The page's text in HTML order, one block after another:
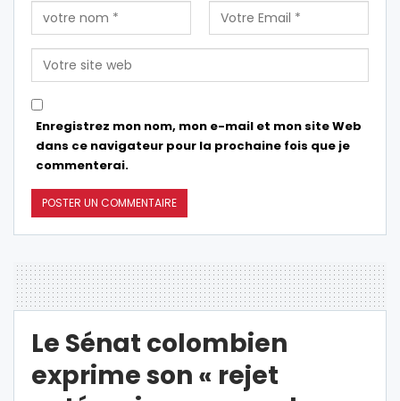
Enregistrez mon nom, mon e-mail et mon site Web
dans ce navigateur pour la prochaine fois que je
commenterai.
Le Sénat colombien
exprime son « rejet